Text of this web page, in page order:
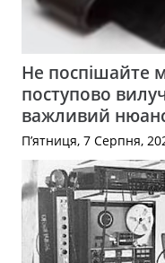
Не поспішайте
поступово
важливий
П’ятниця, 7 Серпня,